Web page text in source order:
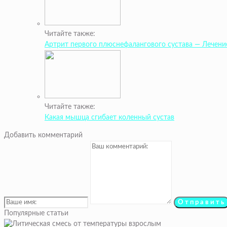
Читайте также:
Артрит первого плюснефалангового сустава —
Читайте также:
Какая мышца сгибает коленный сустав
Добавить комментарий
Популярные статьи